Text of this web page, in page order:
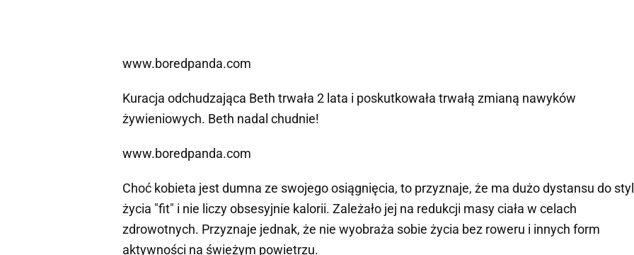
www.boredpanda.com
Kuracja odchudzająca Beth trwała 2 lata i poskutkowała trwałą zmianą nawyków
żywieniowych. Beth nadal chudnie!
www.boredpanda.com
Choć kobieta jest dumna ze swojego osiągnięcia, to przyznaje, że ma dużo dystansu do
życia "fit" i nie liczy obsesyjnie kalorii. Zależało jej na redukcji masy ciała w celach
zdrowotnych. Przyznaje jednak, że nie wyobraża sobie życia bez roweru i innych form
aktywności na świeżym powietrzu.